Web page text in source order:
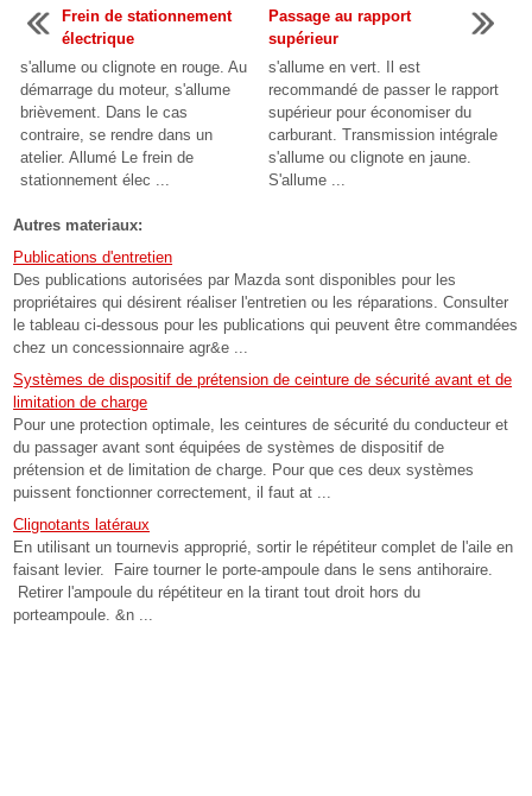
Frein de stationnement
électrique
s'allume ou clignote en rouge. Au
démarrage du moteur, s'allume
brièvement. Dans le cas
contraire, se rendre dans un
atelier. Allumé Le frein de
stationnement élec ...
Passage au rapport
supérieur
s'allume en vert. Il est
recommandé de passer le rapport
supérieur pour économiser du
carburant. Transmission intégrale
s'allume ou clignote en jaune.
S'allume ...
Autres materiaux:
Publications d'entretien
Des publications autorisées par Mazda sont disponibles pour les
propriétaires qui désirent réaliser l'entretien ou les réparations. Consulter
le tableau ci-dessous pour les publications qui peuvent être commandées
chez un concessionnaire agr&e ...
Systèmes de dispositif de prétension de ceinture de sécurité avant et de
limitation de charge
Pour une protection optimale, les ceintures de sécurité du conducteur et
du passager avant sont équipées de systèmes de dispositif de
prétension et de limitation de charge. Pour que ces deux systèmes
puissent fonctionner correctement, il faut at ...
Clignotants latéraux
En utilisant un tournevis approprié, sortir le répétiteur complet de l'aile en
faisant levier. Faire tourner le porte-ampoule dans le sens antihoraire.
Retirer l'ampoule du répétiteur en la tirant tout droit hors du
porteampoule. &n ...